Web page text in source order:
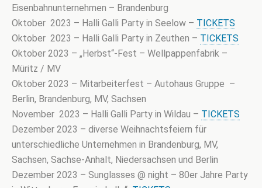
Eisenbahnunternehmen – Brandenburg
Oktober 2023 – Halli Galli Party in Seelow – TICKETS
Oktober 2023 – Halli Galli Party in Zeuthen – TICKETS
Oktober 2023 – „Herbst“-Fest – Wellpappenfabrik –
Müritz / MV
Oktober 2023 – Mitarbeiterfest – Autohaus Gruppe –
Berlin, Brandenburg, MV, Sachsen
November 2023 – Halli Galli Party in Wildau – TICKETS
Dezember 2023 – diverse Weihnachtsfeiern für
unterschiedliche Unternehmen in Brandenburg, MV,
Sachsen, Sachse-Anhalt, Niedersachsen und Berlin
Dezember 2023 – Sunglasses @ night – 80er Jahre Party